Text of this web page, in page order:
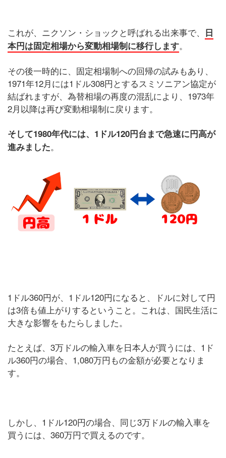
これが、ニクソン・ショックと呼ばれる出来事で、
日
本円は固定相場から変動相場制に移行します。
その後一時的に、固定相場制への回帰の試みもあり、
1971年12月には1ドル308円とするスミソニアン協定が
結ばれますが、為替相場の再度の混乱により、1973年
2月以降は再び変動相場制に戻ります。
そして1980年代には、1ドル120円台まで急速に円高が
進みました。
1ドル360円が、1ドル120円になると、ドルに対して円
は3倍も値上がりするということ。これは、国民生活に
大きな影響をもたらしました。
たとえば、3万ドルの輸入車を日本人が買うには、1ド
ル360円の場合、1,080万円もの金額が必要となりま
す。
しかし、1ドル120円の場合、同じ3万ドルの輸入車を
買うには、360万円で買えるのです。